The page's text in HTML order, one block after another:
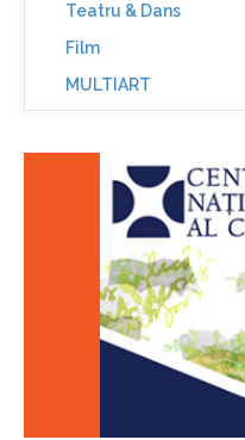
Teatru & Dans
Film
MULTIART